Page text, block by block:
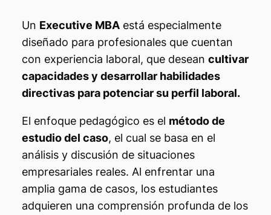
Un Executive MBAestá especialmente
diseñado para profesionales que cuentan
con experiencia laboral, que desean cultivar
capacidades y desarrollar habilidades
directivas para potenciar su perfil laboral.
El enfoque pedagógico es el método de
estudio del caso, el cual se basa en el
análisis y discusión de situaciones
empresariales reales. Al enfrentar una
amplia gama de casos, los estudiantes
adquieren una comprensión profunda de los